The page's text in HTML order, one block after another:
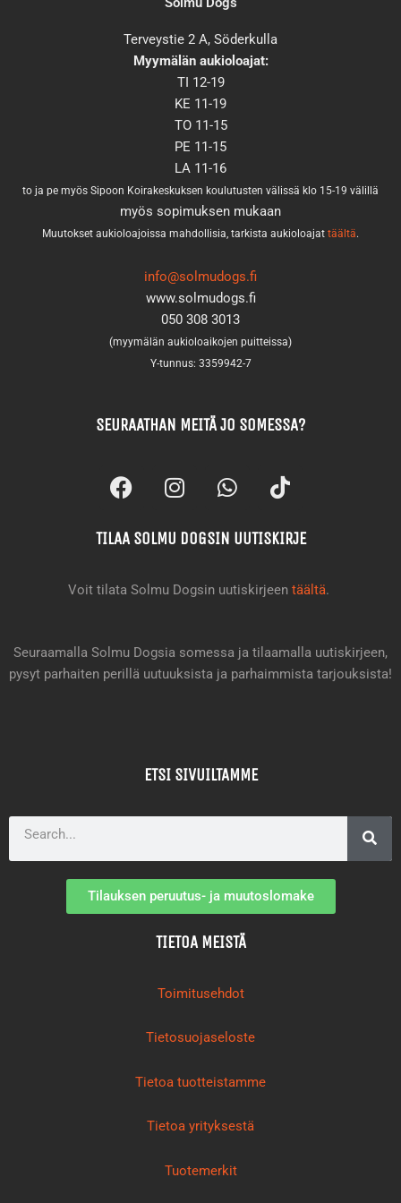
Terveystie 2 A, Söderkulla
Myymälän aukioloajat:
TI 12-19
KE 11-19
TO 11-15
PE 11-15
LA 11-16
to ja pe myös Sipoon Koirakeskuksen koulutusten välissä klo 15-19 välillä
myös sopimuksen mukaan
Muutokset aukioloajoissa mahdollisia, tarkista aukioloajat täältä.
info@solmudogs.fi
www.solmudogs.fi
050 308 3013
(myymälän aukioloaikojen puitteissa)
Y-tunnus: 3359942-7
SEURAATHAN MEITÄ JO SOMESSA?
F
a
e
o
I
n
t
g
m
W
h
t
a
T
i
t
k
TILAA SOLMU DOGSIN UUTISKIRJE
Voit tilata Solmu Dogsin uutiskirjeen täältä.
Seuraamalla Solmu Dogsia somessa ja tilaamalla uutiskirjeen,
pysyt parhaiten perillä uutuuksista ja parhaimmista tarjouksista!
ETSI SIVUILTAMME
Tilauksen peruutus- ja muutoslomake
TIETOA MEISTÄ
Toimitusehdot
Tietosuojaseloste
Tietoa tuotteistamme
Tietoa yrityksestä
Tuotemerkit